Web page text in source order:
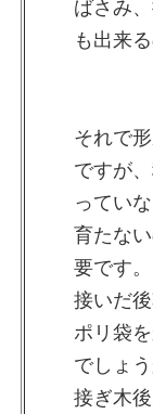
ばさみ
も出来
それで
ですが
ってい
育たな
要です。
接いだ
ポリ袋
でしょ
接ぎ木